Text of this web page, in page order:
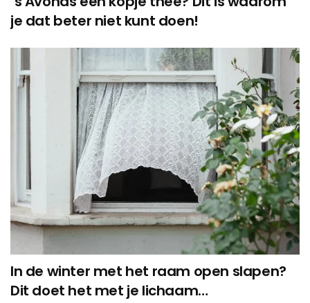
je dat beter niet kunt doen!
In de winter met het raam open slapen?
Dit doet het met je lichaam…